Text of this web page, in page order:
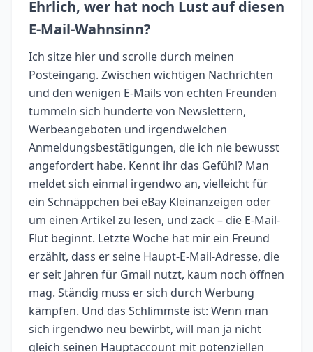
Ehrlich, wer hat noch Lust auf diesen
E-Mail-Wahnsinn?
Ich sitze hier und scrolle durch meinen
Posteingang. Zwischen wichtigen Nachrichten
und den wenigen E-Mails von echten Freunden
tummeln sich hunderte von Newslettern,
Werbeangeboten und irgendwelchen
Anmeldungsbestätigungen, die ich nie bewusst
angefordert habe. Kennt ihr das Gefühl? Man
meldet sich einmal irgendwo an, vielleicht für
ein Schnäppchen bei eBay Kleinanzeigen oder
um einen Artikel zu lesen, und zack – die E-Mail-
Flut beginnt. Letzte Woche hat mir ein Freund
erzählt, dass er seine Haupt-E-Mail-Adresse, die
er seit Jahren für Gmail nutzt, kaum noch öffnen
mag. Ständig muss er sich durch Werbung
kämpfen. Und das Schlimmste ist: Wenn man
sich irgendwo neu bewirbt, will man ja nicht
gleich seinen Hauptaccount mit potenziellen